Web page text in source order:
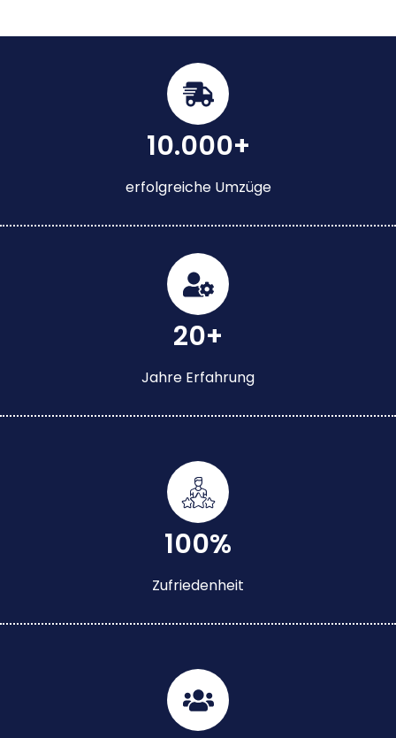
10.000+
erfolgreiche Umzüge
20+
Jahre Erfahrung
100%
Zufriedenheit